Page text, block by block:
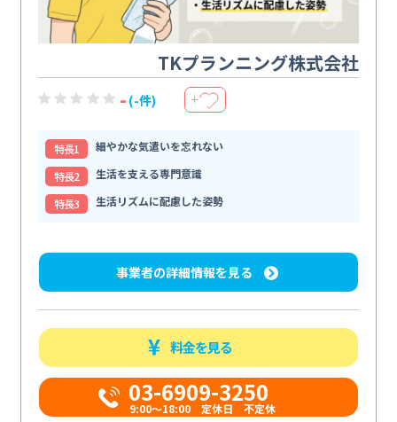
TKプランニング株式会社
- (-件) ＋
特⻑1
細やかな気遣いを忘れない
特⻑2
生活を支える専門意識
特⻑3
生活リズムに配慮した姿勢
事業者の詳細情報を見る
料金を見る
03-6909-3250
9:00～18:00 定休日 不定休